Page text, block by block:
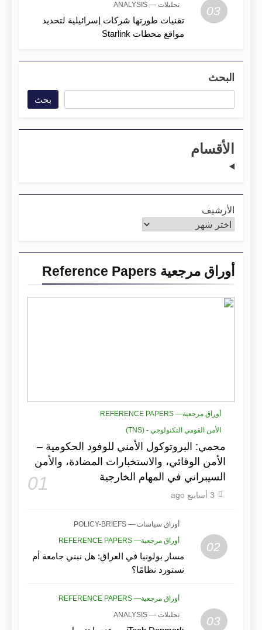
03
تحليلات — ANALYSIS
تقنيات طورتها شركات إسرائيلية لتحديد
مواقع محطات Starlink
البحث
بحث
الأقسام
الأرشيف
أوراق مرجعية Reference Papers
أوراق مرجعية— REFERENCE PAPERS
الأمن القومي التكنولوجي - (TNS)
محمي: البروتوكول الأمني للوفود الحكومية –
الأمن الوقائي، والاستخبارات المضادة، والأمن
السيبراني في المهام الخارجية
01
3 أسابيع ago
02
أوراق سياسات — POLICY-BRIEFS
أوراق مرجعية— REFERENCE PAPERS
مسار بولونيا في العراق: هل نبني جامعة أم
نستورد نظامًا؟
03
أوراق مرجعية— REFERENCE PAPERS
تحليلات — ANALYSIS